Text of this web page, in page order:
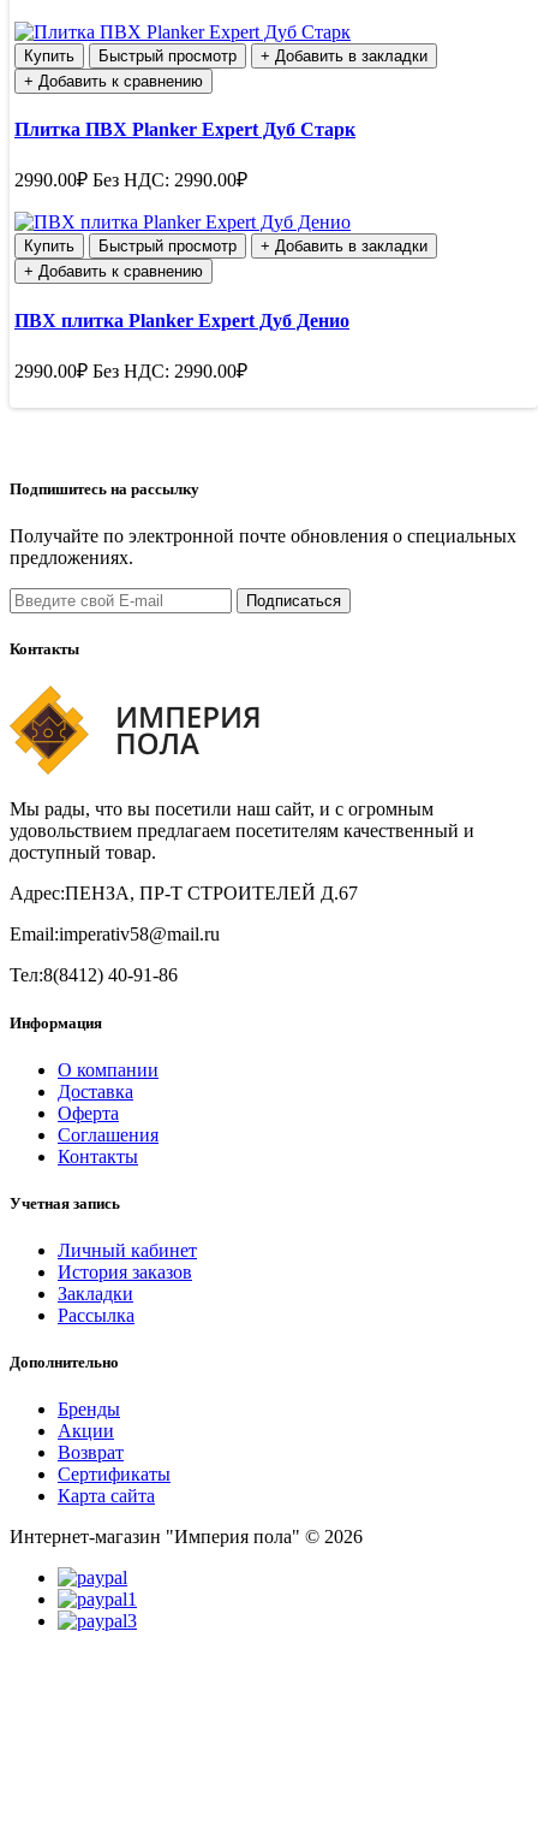
Купить Быстрый просмотр
+ Добавить в закладки
+ Добавить к сравнению
Плитка ПВХ Planker Expert Дуб Старк
2990.00₽ Без НДС: 2990.00₽
Купить Быстрый просмотр
+ Добавить в закладки
+ Добавить к сравнению
ПВХ плитка Planker Expert Дуб Денио
2990.00₽ Без НДС: 2990.00₽
Подпишитесь на рассылку
Получайте по электронной почте обновления о специальных
предложениях.
Подписаться
Контакты
Мы рады, что вы посетили наш сайт, и с огромным
удовольствием предлагаем посетителям качественный и
доступный товар.
Адрес:ПЕНЗА, ПР-Т СТРОИТЕЛЕЙ Д.67
Email:imperativ58@mail.ru
Тел:8(8412) 40-91-86
Информация
О компании
Доставка
Оферта
Соглашения
Контакты
Учетная запись
Личный кабинет
История заказов
Закладки
Рассылка
Дополнительно
Бренды
Акции
Возврат
Сертификаты
Карта сайта
Интернет-магазин "Империя пола" © 2026